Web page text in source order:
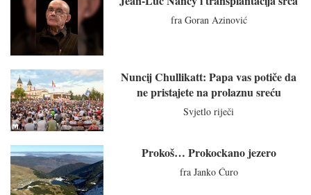
fra Goran Azinović
Nuncij Chullikatt: Papa vas potiče da
ne pristajete na prolaznu sreću
Svjetlo riječi
Prokoš… Prokockano jezero
fra Janko Ćuro